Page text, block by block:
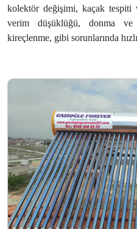
kolektör değişimi, kaçak tespiti
verim düşüklüğü, donma ve
kireçlenme, gibi sorunlarında